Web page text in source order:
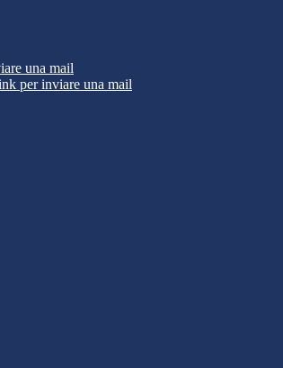
una mail
per inviare una mail